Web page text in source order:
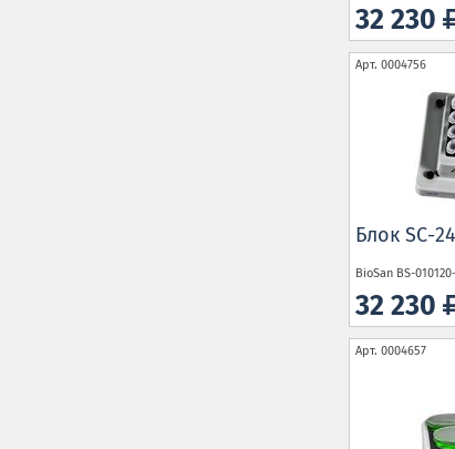
32 230
Арт. 0004756
Блок SC-24
BioSan BS-
32 230
Арт. 0004657